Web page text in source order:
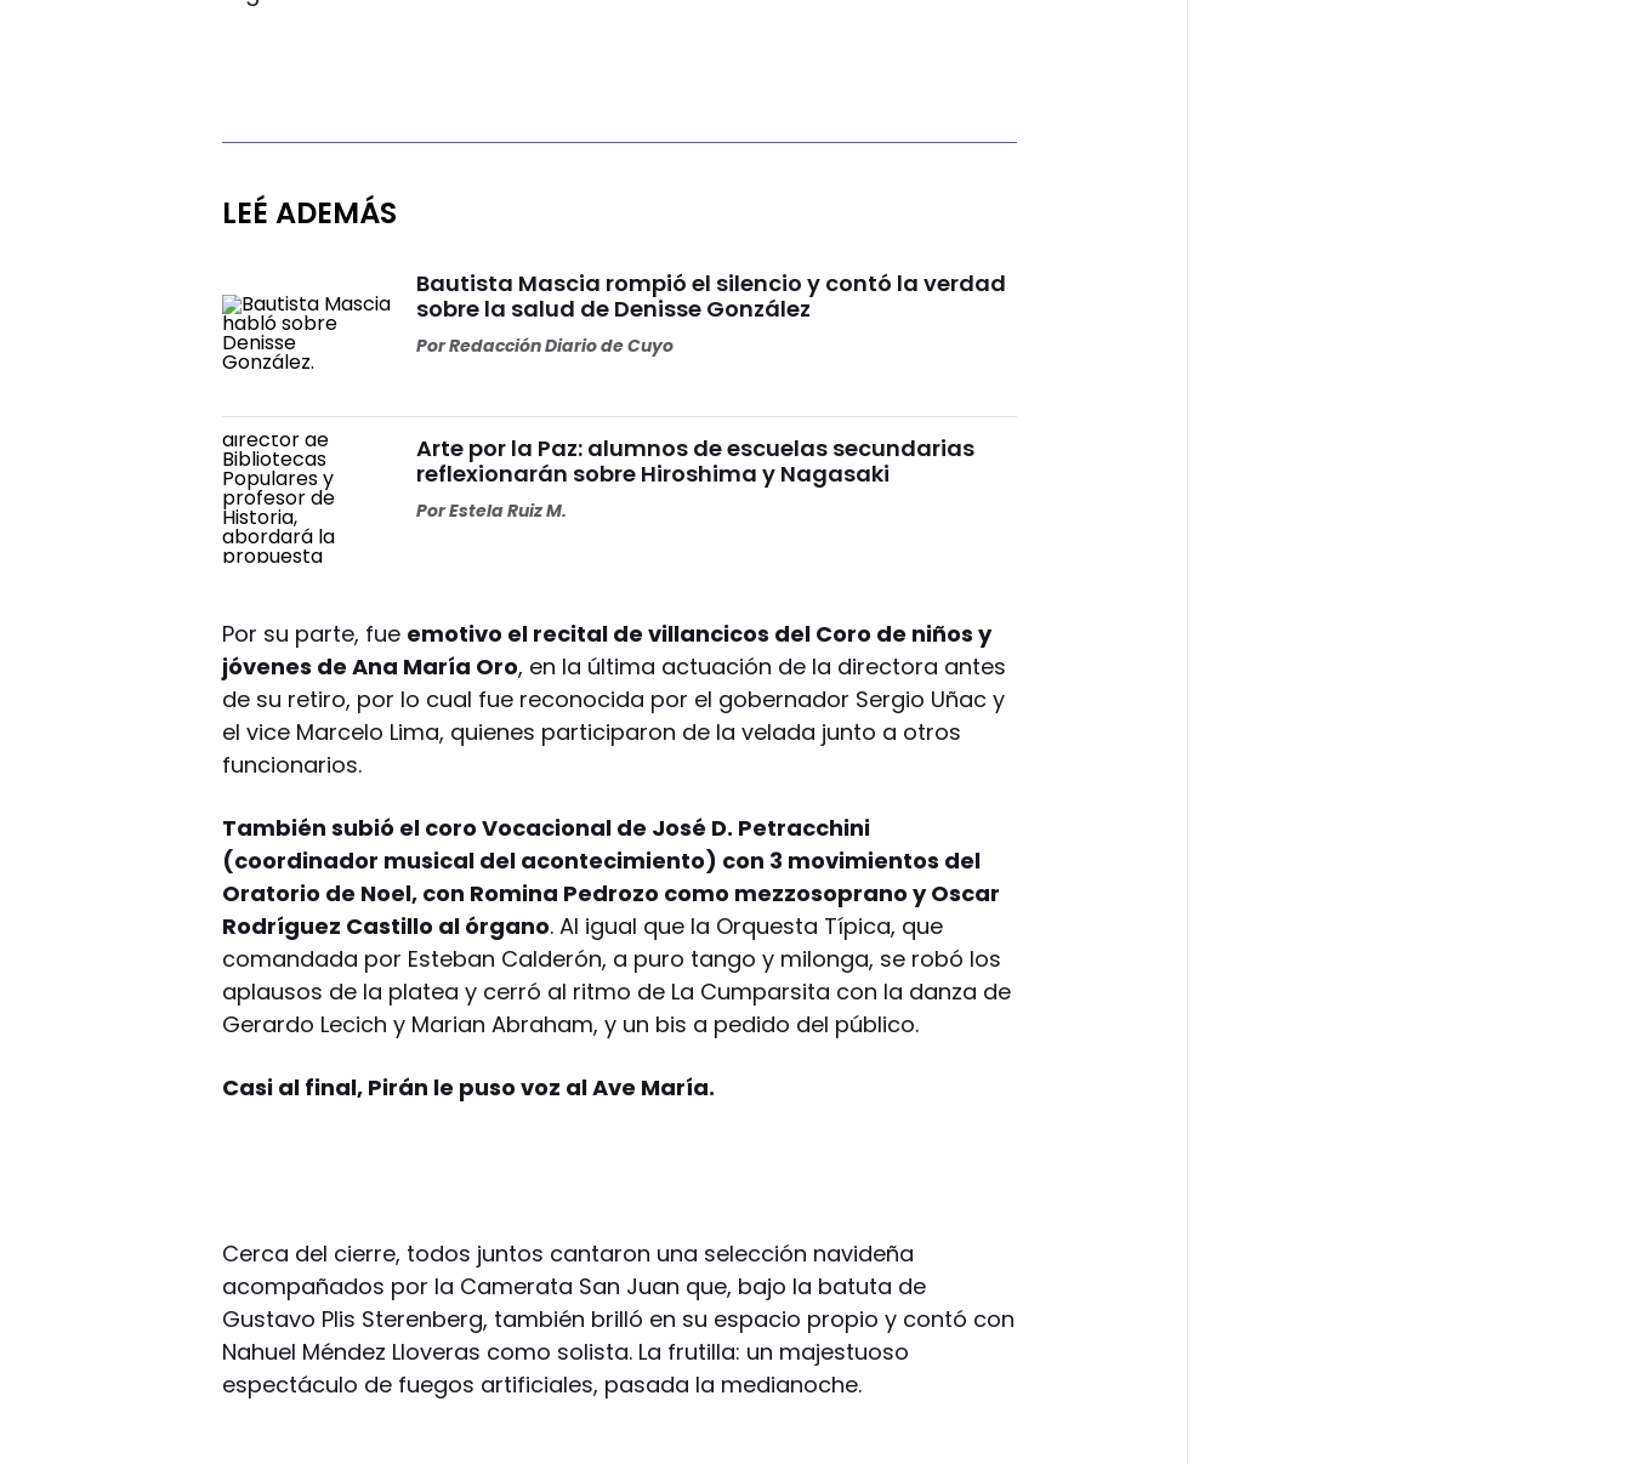
LEÉ ADEMÁS
Bautista Mascia rompió el silencio y contó la verdad
sobre la salud de Denisse González
PorRedacción Diario de Cuyo
Arte por la Paz: alumnos de escuelas secundarias
reflexionarán sobre Hiroshima y Nagasaki
PorEstela Ruiz M.
Por su parte, fue emotivo el recital de villancicos del Coro de niños y
jóvenes de Ana María Oro, en la última actuación de la directora antes
de su retiro, por lo cual fue reconocida por el gobernador Sergio Uñac y
el vice Marcelo Lima, quienes participaron de la velada junto a otros
funcionarios.
También subió el coro Vocacional de José D. Petracchini
(coordinador musical del acontecimiento) con 3 movimientos del
Oratorio de Noel, con Romina Pedrozo como mezzosoprano y Oscar
Rodríguez Castillo al órgano. Al igual que la Orquesta Típica, que
comandada por Esteban Calderón, a puro tango y milonga, se robó los
aplausos de la platea y cerró al ritmo de La Cumparsita con la danza de
Gerardo Lecich y Marian Abraham, y un bis a pedido del público.
Casi al final, Pirán le puso voz al Ave María.
Cerca del cierre, todos juntos cantaron una selección navideña
acompañados por la Camerata San Juan que, bajo la batuta de
Gustavo Plis Sterenberg, también brilló en su espacio propio y contó con
Nahuel Méndez Lloveras como solista. La frutilla: un majestuoso
espectáculo de fuegos artificiales, pasada la medianoche.